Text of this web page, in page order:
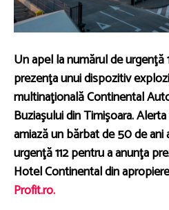
Un apel la numărul de urgenţă
prezenţa unui dispozitiv
multinaţională Continental
Buziaşului din Timişoara.
amiază un bărbat de 50 de
urgenţă 112 pentru a anunţa
Hotel Continental din
Profit.ro.